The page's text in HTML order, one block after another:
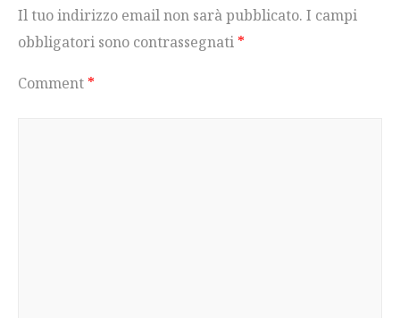
Il tuo indirizzo email non sarà pubblicato. I campi
obbligatori sono contrassegnati *
Comment *